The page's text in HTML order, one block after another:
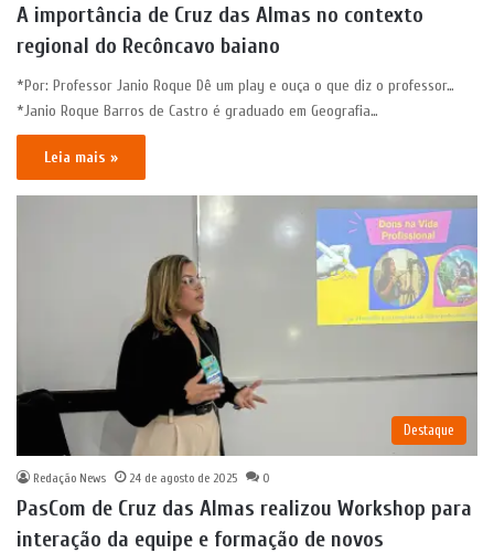
A importância de Cruz das Almas no contexto
regional do Recôncavo baiano
*Por: Professor Janio Roque Dê um play e ouça o que diz o professor…
*Janio Roque Barros de Castro é graduado em Geografia…
Leia mais »
Destaque
Redação News 24 de agosto de 2025 0
PasCom de Cruz das Almas realizou Workshop para
interação da equipe e formação de novos